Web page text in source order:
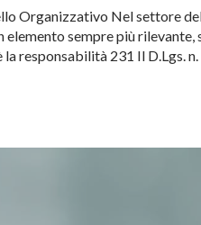
Organizzativo Nel settore
sempre più
la responsabilità 231 Il D.Lgs.